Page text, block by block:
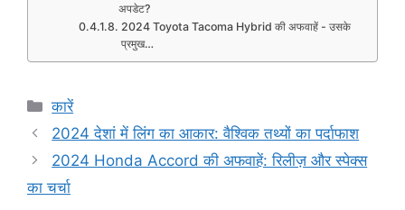
अपडेट?
2024 Toyota Tacoma Hybrid की अफवाहें - उसके
प्रमुख…
Categories
कारें
2024 देशां में लिंग का आकार: वैश्विक तथ्यों का पर्दाफाश
2024 Honda Accord की अफवाहें: रिलीज़ और स्पेक्स
का चर्चा